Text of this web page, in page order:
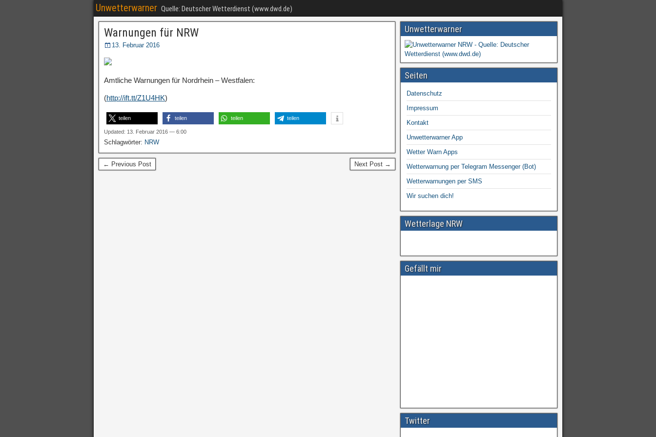
Unwetterwarner Quelle: Deutscher Wetterdienst (www.dwd.de)
Warnungen für NRW
13. Februar 2016
Amtliche Warnungen für Nordrhein – Westfalen:
(http://ift.tt/Z1U4HK)
teilen teilen teilen teilen
Updated: 13. Februar 2016 — 6:00
Schlagwörter: NRW
← Previous Post Next Post →
Unwetterwarner
Seiten
Datenschutz
Impressum
Kontakt
Unwetterwarner App
Wetter Warn Apps
Wetterwarnung per Telegram Messenger (Bot)
Wetterwarnungen per SMS
Wir suchen dich!
Wetterlage NRW
Gefällt mir
Twitter
ift.tt/wdhtnmI pic.twitter.com/cmFX…
Vor etwa 3 JahrenvonUnwetterwarners Twitter